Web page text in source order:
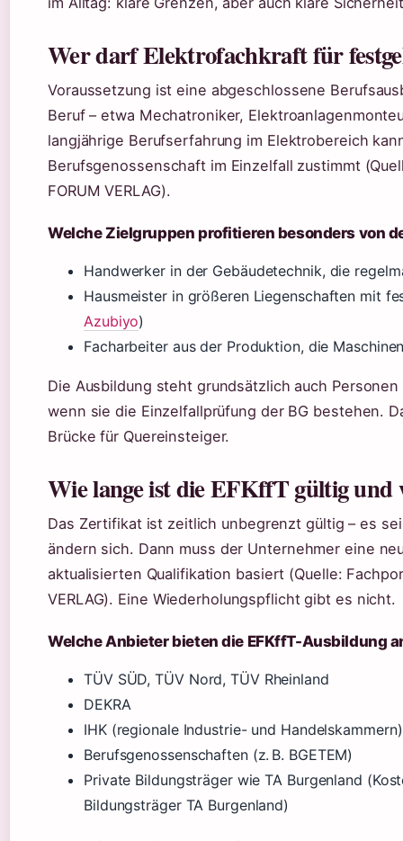
Wer darf Elektrofachkraft für
Voraussetzung ist eine abgeschlossene
Beruf – etwa Mechatroniker,
langjährige Berufserfahrung im Elektrobereich
Berufsgenossenschaft im Einzelfall zustimmt
FORUM VERLAG).
Welche Zielgruppen profitieren besonders von
Handwerker in der Gebäudetechnik, die
Hausmeister in größeren Liegenschaften mit
Azubiyo)
Facharbeiter aus der Produktion, die
Die Ausbildung steht grundsätzlich auch
wenn sie die Einzelfallprüfung der BG bestehen.
Brücke für Quereinsteiger.
Wie lange ist die EFKffT gültig und
Das Zertifikat ist zeitlich unbegrenzt gültig – es
ändern sich. Dann muss der Unternehmer eine
aktualisierten Qualifikation basiert (Quelle:
VERLAG). Eine Wiederholungspflicht gibt es nicht.
Welche Anbieter bieten die EFKffT-Ausbildung
TÜV SÜD, TÜV Nord, TÜV Rheinland
DEKRA
IHK (regionale Industrie- und Handelskammern)
Berufsgenossenschaften (z. B. BGETEM)
Private Bildungsträger wie TA Burgenland
Bildungsträger TA Burgenland)